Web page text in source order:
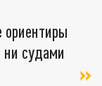
ориентиры
ни судами